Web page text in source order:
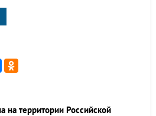
на территории Российской